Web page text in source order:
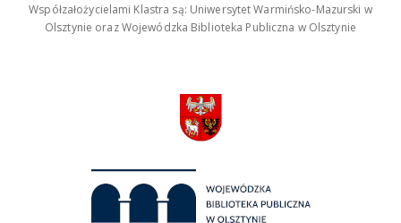
Współzałożycielami Klastra są: Uniwersytet Warmińsko-Mazurski w
Olsztynie oraz Wojewódzka Biblioteka Publiczna w Olsztynie